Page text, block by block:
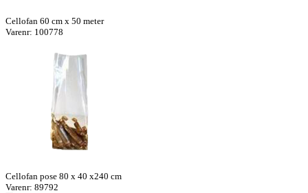
Cellofan 60 cm x 50 meter
Varenr: 100778
Cellofan pose 80 x 40 x240 cm
Varenr: 89792